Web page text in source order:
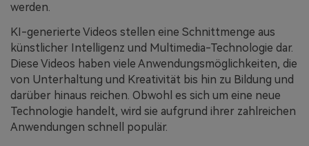
werden.
KI-generierte Videos stellen eine Schnittmenge aus
künstlicher Intelligenz und Multimedia-Technologie dar.
Diese Videos haben viele Anwendungsmöglichkeiten, die
von Unterhaltung und Kreativität bis hin zu Bildung und
darüber hinaus reichen. Obwohl es sich um eine neue
Technologie handelt, wird sie aufgrund ihrer zahlreichen
Anwendungen schnell populär.